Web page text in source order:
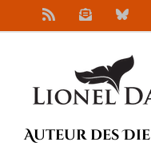
au
Newsletter
Auteur des